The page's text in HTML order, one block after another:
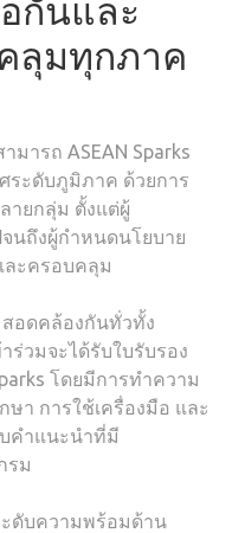
ลุมทุกภาค
ารถ ASEAN Sparks
ระดับภูมิภาค ด้วยการ
ายกลุ่ม ตั้งแต่ผู้
นถึงผู้กำหนดนโยบาย
ละครอบคลุม
อดคล้องกันทั่วทั้ง
วมจะได้รับใบรับรอง
โดยมีการทำความ
ษา การใช้เครื่องมือ และ
บคำแนะนำที่มี
รม
ะดับความพร้อมด้าน